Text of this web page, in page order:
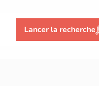
Lancer la recherche